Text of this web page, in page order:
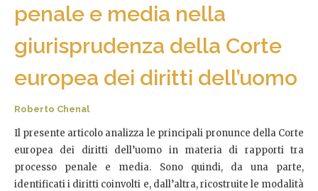
penale e media nella
giurisprudenza della Corte
europea dei diritti dell’uomo
Roberto Chenal
Il presente articolo analizza le principali pronunce della Corte
europea dei diritti dell’uomo in materia di rapporti tra
processo penale e media. Sono quindi, da una parte,
identificati i diritti coinvolti e, dall’altra, ricostruite le modalità